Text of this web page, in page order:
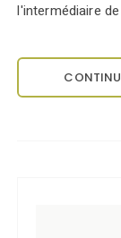
l'intermédiaire